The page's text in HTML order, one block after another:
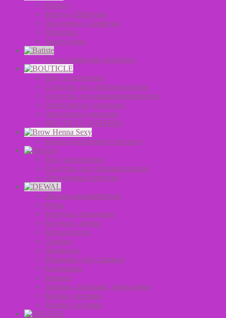
Фольга
Фартук, Шапочки
Полотенца, Салфетки
Перчатки
Аксессуары
Сухие шампуни для волос
Уход за волосами
Средства для стайлинга волос
Средства для окрашивания волос
Осветлители для волос
Оксиданты для волос
BOUTICLE НАБОРЫ
Краска для бровей и ресниц
Уход за волосами
Средства для стайлинга волос
Оттеночные средства
Щипцы-выпрямители
Фены
Фартуки, пеньюары
Расчески, щетки
Распылители
Плойки
Ножницы
Машинки для стрижки
Коклюшки
Зеркала
Зажимы, шпильки, невидимки
Валики, резинки
Валики, резинки